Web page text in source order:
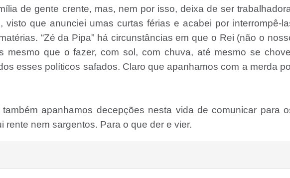
de gente crente, mas, nem por isso, deixa de ser
visto que anunciei umas curtas férias e acabei por interrompê-
“Zé da Pipa” há circunstâncias em que o Rei (não o
mesmo que o fazer, com sol, com chuva, até mesmo se
esses políticos safados. Claro que apanhamos com a merda
também apanhamos decepções nesta vida de comunicar para
rente nem sargentos. Para o que der e vier.